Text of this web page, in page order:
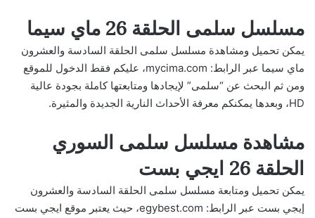
مسلسل سلمى الحلقة 26 ماي سيما
يمكن تحميل ومشاهدة مسلسل سلمى الحلقة السادسة والعشرون
ماي سيما عبر الرابط: mycima.com، عليكم فقط الدخول للموقع
ومن ثم البحث عن “سلمى” لإيجادها ومتابعتها كاملة بجودة عالية
HD، وبعدها يمكنكم معرفة الأحداث النارية الجديدة والمثيرة.
مشاهدة مسلسل سلمى السوري
الحلقة 26 ايجي بست
يمكن تحميل ومتابعة مسلسل سلمى الحلقة السادسة والعشرون
إيجي بست عبر الرابط: egybest.com، حيث يعتبر موقع ايجي بست